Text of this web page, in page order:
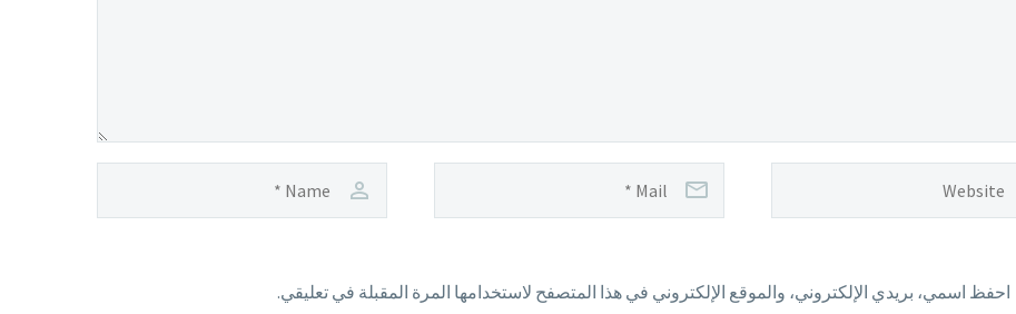
احفظ اسمي، بريدي الإلكتروني، والموقع الإلكتروني في هذا المتصفح لاستخدامها المرة المقبلة في تعليقي.